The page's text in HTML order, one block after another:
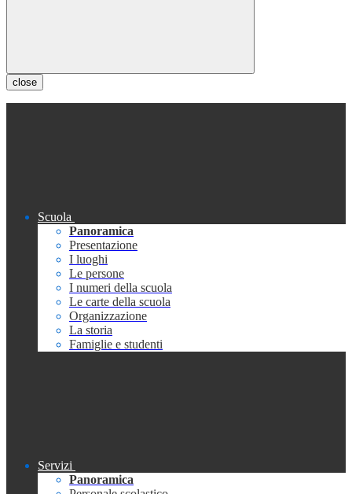
close
Scuola
Panoramica
Presentazione
I luoghi
Le persone
I numeri della scuola
Le carte della scuola
Organizzazione
La storia
Famiglie e studenti
Servizi
Panoramica